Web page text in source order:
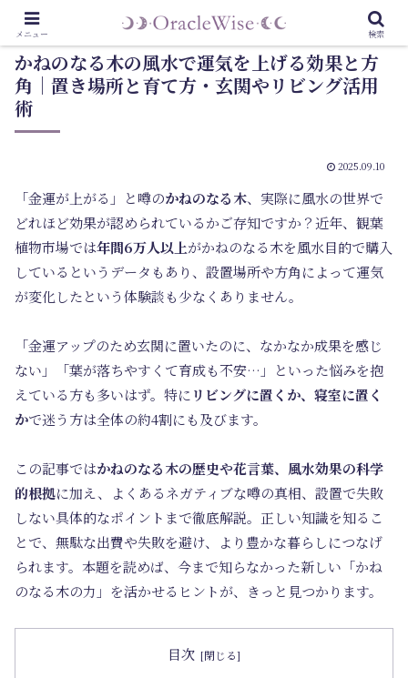
かねのなる木の風水で運気を上げる効果と方
角｜置き場所と育て方・玄関やリビング活用
術
2025.09.10
「金運が上がる」と噂のかねのなる木、実際に風水の世界で
どれほど効果が認められているかご存知ですか？近年、観葉
植物市場では年間6万人以上がかねのなる木を風水目的で購入
しているというデータもあり、設置場所や方角によって運気
が変化したという体験談も少なくありません。
「金運アップのため玄関に置いたのに、なかなか成果を感じ
ない」「葉が落ちやすくて育成も不安…」といった悩みを抱
えている方も多いはず。特に リビングに置くか、寝室に置く
かで迷う方は全体の約4割にも及びます。
この記事ではかねのなる木の歴史や花言葉、風水効果の科学
的根拠に加え、よくあるネガティブな噂の真相、設置で失敗
しない具体的なポイントまで徹底解説。正しい知識を知るこ
とで、無駄な出費や失敗を避け、より豊かな暮らしにつなげ
られます。本題を読めば、今まで知らなかった新しい「かね
のなる木の力」を活かせるヒントが、きっと見つかります。
目次
メニュー 検索